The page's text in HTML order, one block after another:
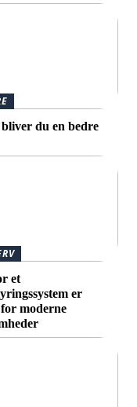
du en bedre
et
er
moderne